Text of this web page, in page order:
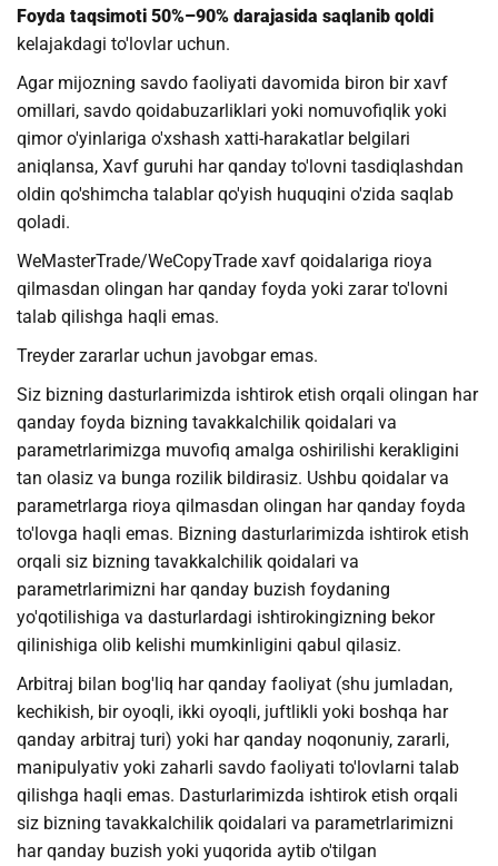
Foyda taqsimoti 50%–90% darajasida saqlanib qoldi
kelajakdagi to'lovlar uchun.
Agar mijozning savdo faoliyati davomida biron bir xavf
omillari, savdo qoidabuzarliklari yoki nomuvofiqlik yoki
qimor o'yinlariga o'xshash xatti-harakatlar belgilari
aniqlansa, Xavf guruhi har qanday to'lovni tasdiqlashdan
oldin qo'shimcha talablar qo'yish huquqini o'zida saqlab
qoladi.
WeMasterTrade/WeCopyTrade xavf qoidalariga rioya
qilmasdan olingan har qanday foyda yoki zarar to'lovni
talab qilishga haqli emas.
Treyder zararlar uchun javobgar emas.
Siz bizning dasturlarimizda ishtirok etish orqali olingan har
qanday foyda bizning tavakkalchilik qoidalari va
parametrlarimizga muvofiq amalga oshirilishi kerakligini
tan olasiz va bunga rozilik bildirasiz. Ushbu qoidalar va
parametrlarga rioya qilmasdan olingan har qanday foyda
to'lovga haqli emas. Bizning dasturlarimizda ishtirok etish
orqali siz bizning tavakkalchilik qoidalari va
parametrlarimizni har qanday buzish foydaning
yo'qotilishiga va dasturlardagi ishtirokingizning bekor
qilinishiga olib kelishi mumkinligini qabul qilasiz.
Arbitraj bilan bog'liq har qanday faoliyat (shu jumladan,
kechikish, bir oyoqli, ikki oyoqli, juftlikli yoki boshqa har
qanday arbitraj turi) yoki har qanday noqonuniy, zararli,
manipulyativ yoki zaharli savdo faoliyati to'lovlarni talab
qilishga haqli emas. Dasturlarimizda ishtirok etish orqali
siz bizning tavakkalchilik qoidalari va parametrlarimizni
har qanday buzish yoki yuqorida aytib o'tilgan